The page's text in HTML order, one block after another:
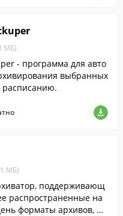
МБ)
- программа для авто
выбранных
расписанию.
МБ)
поддерживающ
распространенные на
форматы архивов, и